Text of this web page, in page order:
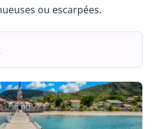
ou escarpées.